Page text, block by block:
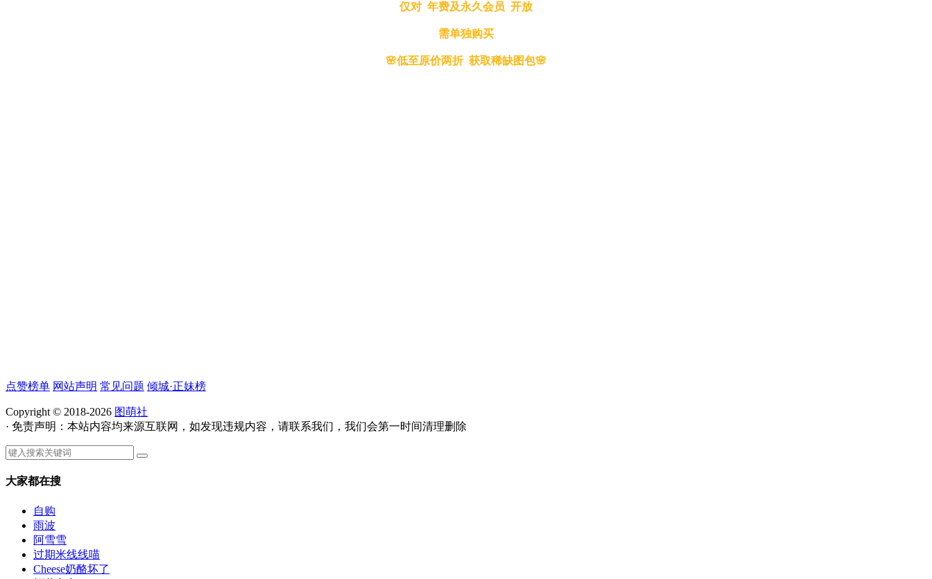
仅对 年费及永久会员 开放
需单独购买
🌸低至原价两折 获取稀缺图包🌸
点赞榜单 网站声明 常见问题 倾城·正妹榜
Copyright © 2018-2026 图萌社
· 免责声明：本站内容均来源互联网，如发现违规内容，请联系我们，我们会第一时间清理删除
大家都在搜
自购
雨波
阿雪雪
过期米线线喵
Cheese奶酪坏了